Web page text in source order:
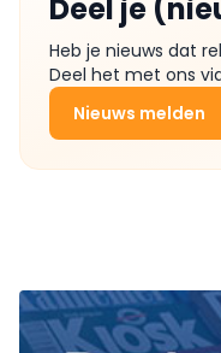
Deel je
Heb je nieuws dat
Deel het met ons
Nieuws melden